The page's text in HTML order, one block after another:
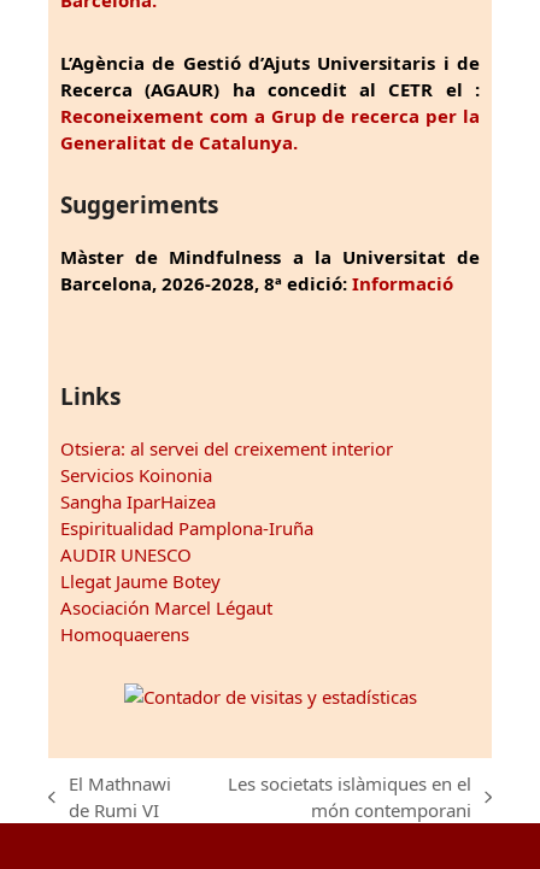
L’Agència de Gestió d’Ajuts Universitaris i de
Recerca (AGAUR) ha concedit al CETR el :
Reconeixement com a Grup de recerca per la
Generalitat de Catalunya.
Suggeriments
Màster de Mindfulness a la Universitat de
Barcelona, 2026-2028, 8ª edició: Informació
Links
Otsiera: al servei del creixement interior
Servicios Koinonia
Sangha IparHaizea
Espiritualidad Pamplona-Iruña
AUDIR UNESCO
Llegat Jaume Botey
Asociación Marcel Légaut
Homoquaerens
previous
El Mathnawi
de Rumi VI
Les societats islàmiques en el
món contemporani